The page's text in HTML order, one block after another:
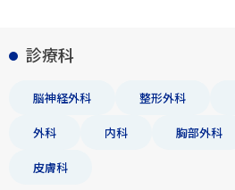
診療科
脳神経外科 整形外科
外科 内科 胸部外科
皮膚科